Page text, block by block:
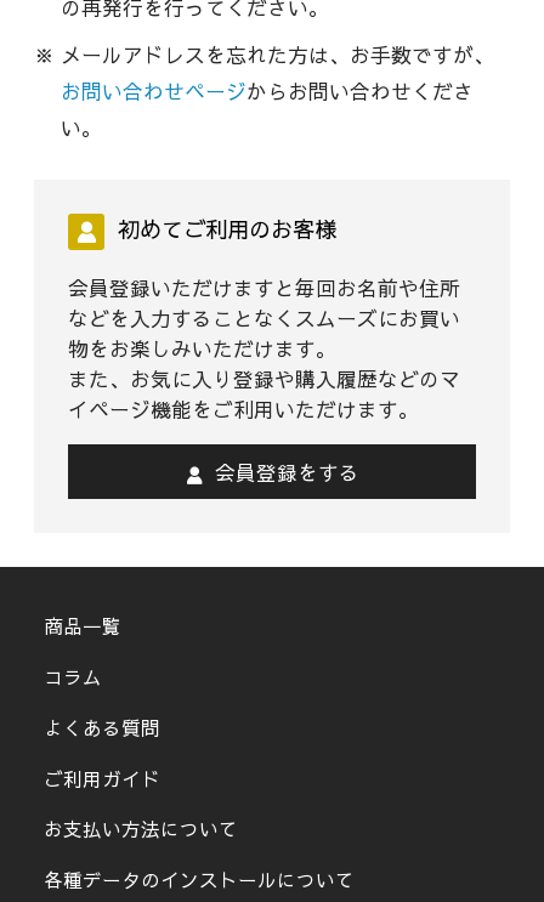
の再発行を行ってください。
メールアドレスを忘れた方は、お手数ですが、
お問い合わせページからお問い合わせくださ
い。
初めてご利用のお客様
会員登録いただけますと毎回お名前や住所
などを入力することなくスムーズにお買い
物をお楽しみいただけます。
また、お気に入り登録や購入履歴などのマ
イページ機能をご利用いただけます。
会員登録をする
商品一覧
コラム
よくある質問
ご利用ガイド
お支払い方法について
各種データのインストールについて